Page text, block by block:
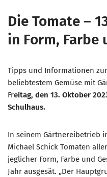
Die Tomate –
in Form, Farbe
Tipps und Informationen
beliebtestem Gemüse mit
Freitag, den 13. Oktober
Schulhaus.
In seinem Gärtnereibetrieb
Michael Schick Tomaten
jeglicher Form, Farbe und
Jahr ausgesät. „Der